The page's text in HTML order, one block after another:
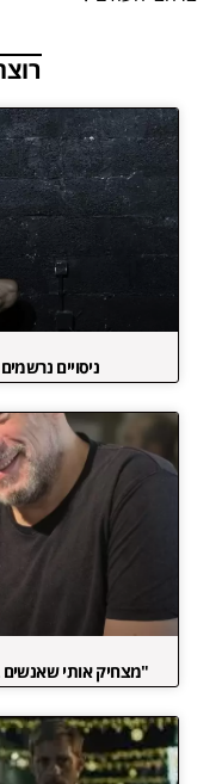
ניסויים
"מצחיק אותי שאנשים